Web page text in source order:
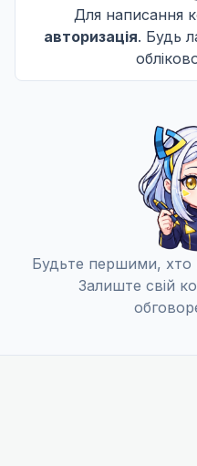
14 черв. 2026
Операція
12 Давай знову
28 черв. 2026
Для написання
авторизація. Будь
Будьте першими, хто
Залиште свій